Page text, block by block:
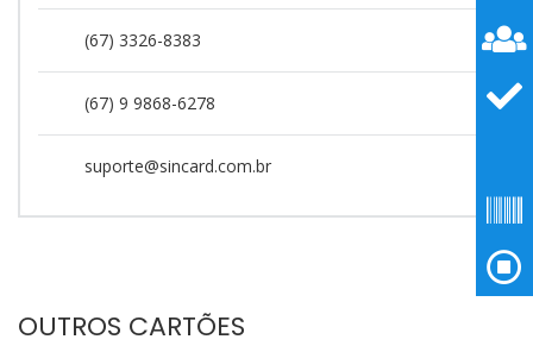
(67) 3326-8383
(67) 9 9868-6278
suporte@sincard.com.br
OUTROS CARTÕES